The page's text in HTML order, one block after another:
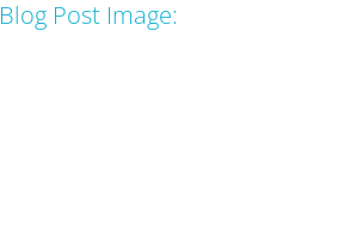
Blog Post Image: